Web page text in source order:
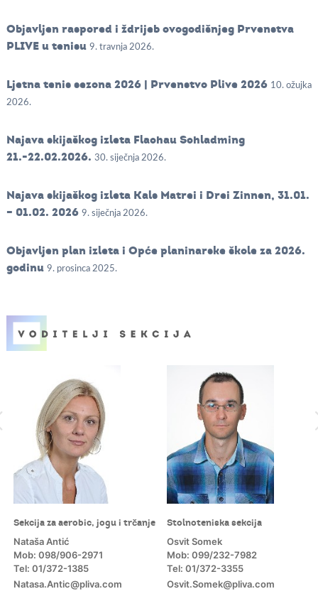
Objavljen raspored i ždrijeb ovogodišnjeg Prvenstva
PLIVE u tenisu 9. travnja 2026.
Ljetna tenis sezona 2026 | Prvenstvo Plive 2026 10. ožujka
2026.
Najava skijaškog izleta Flachau Schladming
21.-22.02.2026. 30. siječnja 2026.
Najava skijaškog izleta Kals Matrei i Drei Zinnen, 31.01.
– 01.02. 2026 9. siječnja 2026.
Objavljen plan izleta i Opće planinarske škole za 2026.
godinu 9. prosinca 2025.
Sekcija za aerobic, jogu i trčanje
Nataša Antić
Mob: 098/906-2971
Tel: 01/372-1385
Natasa.Antic@pliva.com
Stolnoteniska sekcija
Osvit Somek
Mob: 099/232-7982
Tel: 01/372-3355
Osvit.Somek@pliva.com